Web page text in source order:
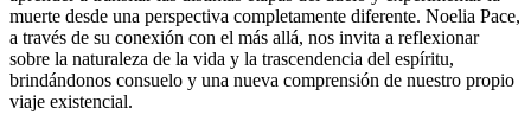
muerte desde una perspectiva completamente diferente. Noelia Pace,
a través de su conexión con el más allá, nos invita a reflexionar
sobre la naturaleza de la vida y la trascendencia del espíritu,
brindándonos consuelo y una nueva comprensión de nuestro propio
viaje existencial.